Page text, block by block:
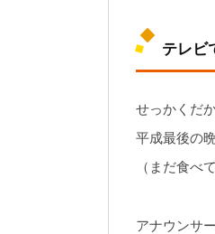
テレビ
せっかくだ
平成最後の晩
（まだ食べ
アナウンサ